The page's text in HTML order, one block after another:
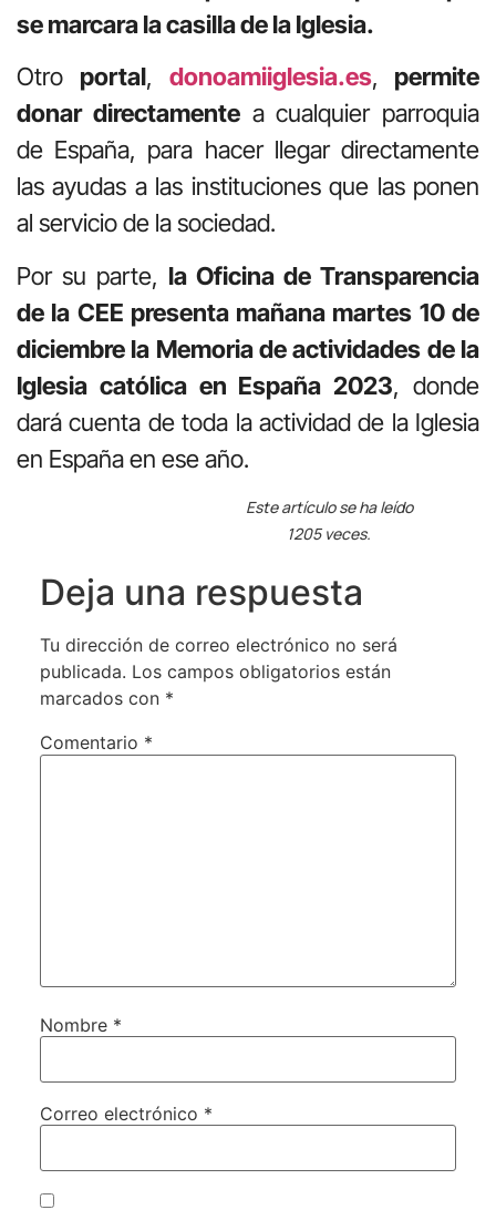
se marcara la casilla de la Iglesia.
Otro portal, donoamiiglesia.es, permite
donar directamentea cualquier parroquia
de España, para hacer llegar directamente
las ayudas a las instituciones que las ponen
al servicio de la sociedad.
Por su parte, la Oficina de Transparencia
de la CEE presenta mañana martes 10 de
diciembre la Memoria de actividades de la
Iglesia católica en España 2023, donde
dará cuenta de toda la actividad de la Iglesia
en España en ese año.
Este artículo se ha leído
1205 veces.
Deja una respuesta
Tu dirección de correo electrónico no será
publicada. Los campos obligatorios están
marcados con *
Comentario *
Nombre *
Correo electrónico *